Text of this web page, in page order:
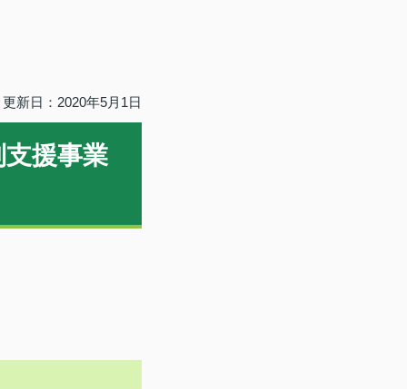
更新日：2020年5月1日
援事業